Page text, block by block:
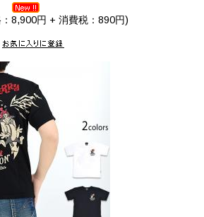
8,900円 + 消費税：890円)